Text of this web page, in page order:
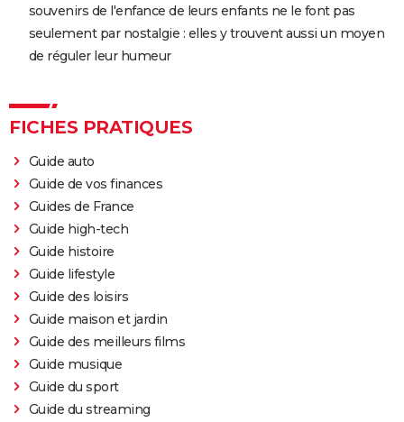
souvenirs de l'enfance de leurs enfants ne le font pas
seulement par nostalgie : elles y trouvent aussi un moyen
de réguler leur humeur
FICHES PRATIQUES
Guide auto
Guide de vos finances
Guides de France
Guide high-tech
Guide histoire
Guide lifestyle
Guide des loisirs
Guide maison et jardin
Guide des meilleurs films
Guide musique
Guide du sport
Guide du streaming